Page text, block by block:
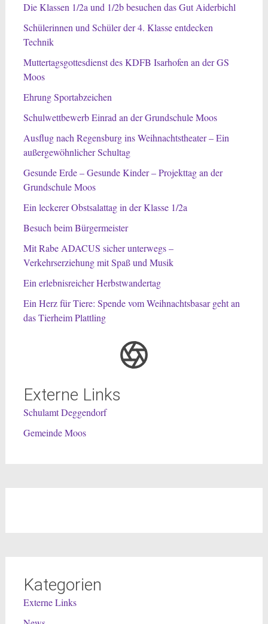
Die Klassen 1/2a und 1/2b besuchen das Gut Aiderbichl
Schülerinnen und Schüler der 4. Klasse entdecken
Technik
Muttertagsgottesdienst des KDFB Isarhofen an der GS
Moos
Ehrung Sportabzeichen
Schulwettbewerb Einrad an der Grundschule Moos
Ausflug nach Regensburg ins Weihnachtstheater – Ein
außergewöhnlicher Schultag
Gesunde Erde – Gesunde Kinder – Projekttag an der
Grundschule Moos
Ein leckerer Obstsalattag in der Klasse 1/2a
Besuch beim Bürgermeister
Mit Rabe ADACUS sicher unterwegs –
Verkehrserziehung mit Spaß und Musik
Ein erlebnisreicher Herbstwandertag
Ein Herz für Tiere: Spende vom Weihnachtsbasar geht an
das Tierheim Plattling
Externe Links
Schulamt Deggendorf
Gemeinde Moos
Kategorien
Externe Links